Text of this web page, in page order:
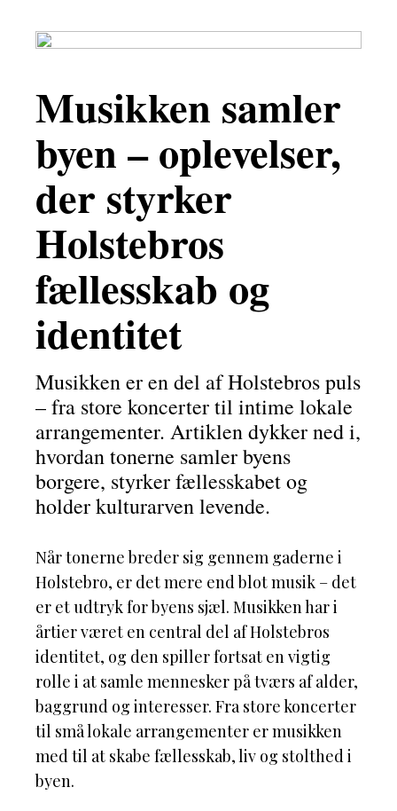
Musikken samler
byen – oplevelser,
der styrker
Holstebros
fællesskab og
identitet
Musikken er en del af Holstebros puls
– fra store koncerter til intime lokale
arrangementer. Artiklen dykker ned i,
hvordan tonerne samler byens
borgere, styrker fællesskabet og
holder kulturarven levende.
Når tonerne breder sig gennem gaderne i
Holstebro, er det mere end blot musik – det
er et udtryk for byens sjæl. Musikken har i
årtier været en central del af Holstebros
identitet, og den spiller fortsat en vigtig
rolle i at samle mennesker på tværs af alder,
baggrund og interesser. Fra store koncerter
til små lokale arrangementer er musikken
med til at skabe fællesskab, liv og stolthed i
byen.